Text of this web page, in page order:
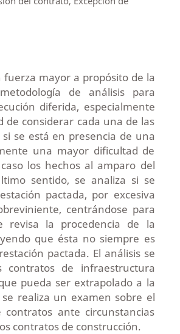
mayor a propósito de la
de análisis para
diferida, especialmente
de considerar cada una de las
se está en presencia de una
una mayor dificultad de
los hechos al amparo del
sentido, se analiza si se
pactada, por excesiva
centrándose para
revisa la procedencia de la
que ésta no siempre es
pactada. El análisis se
de infraestructura
pueda ser extrapolado a la
realiza un examen sobre el
ante circunstancias
contratos de construcción.